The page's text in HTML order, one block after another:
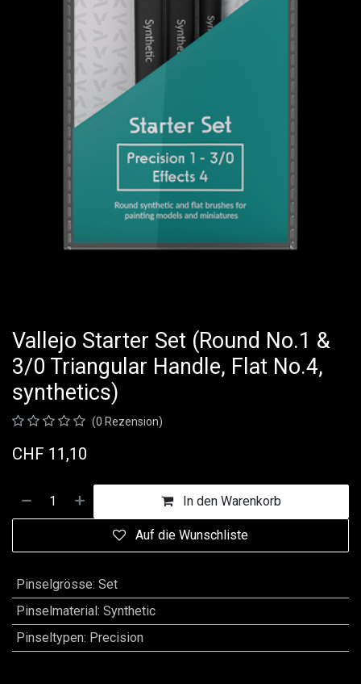
Vallejo Starter Set (Round No.1 &
3/0 Triangular Handle, Flat No.4,
synthetics)
(0 Rezension)
CHF 11,10
In den Warenkorb
Auf die Wunschliste
Pinselgrösse: Set
Pinselmaterial : Synthetic
Pinseltypen: Precision